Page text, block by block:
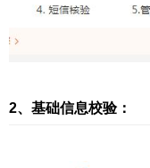
2、基础信息校验：